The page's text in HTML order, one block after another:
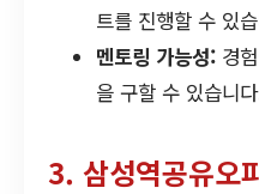
트를 진행할 수 있
멘토링 가능성: 경
을 구할 수 있습니
3. 삼성역공유오